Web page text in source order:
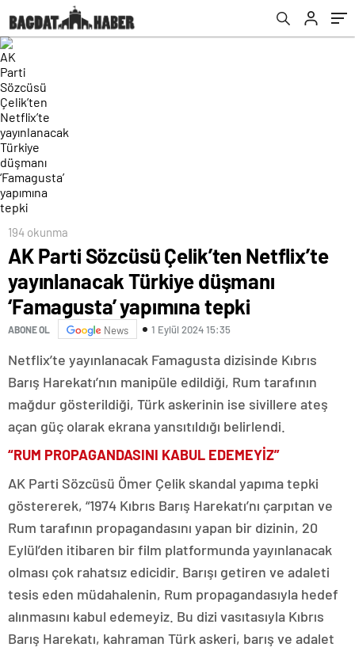
yapımına tepki
194 okunma
AK Parti Sözcüsü Çelik’ten Netflix’te
yayınlanacak Türkiye düşmanı
‘Famagusta’ yapımına tepki
ABONE OL News 1 Eylül 2024 15:35
Netflix’te yayınlanacak Famagusta dizisinde Kıbrıs
Barış Harekatı’nın manipüle edildiği, Rum tarafının
mağdur gösterildiği, Türk askerinin ise sivillere ateş
açan güç olarak ekrana yansıtıldığı belirlendi.
“RUM PROPAGANDASINI KABUL EDEMEYİZ”
AK Parti Sözcüsü Ömer Çelik skandal yapıma tepki
göstererek, “1974 Kıbrıs Barış Harekatı’nı çarpıtan ve
Rum tarafının propagandasını yapan bir dizinin, 20
Eylül’den itibaren bir film platformunda yayınlanacak
olması çok rahatsız edicidir. Barışı getiren ve adaleti
tesis eden müdahalenin, Rum propagandasıyla hedef
alınmasını kabul edemeyiz. Bu dizi vasıtasıyla Kıbrıs
Barış Harekatı, kahraman Türk askeri, barış ve adalet